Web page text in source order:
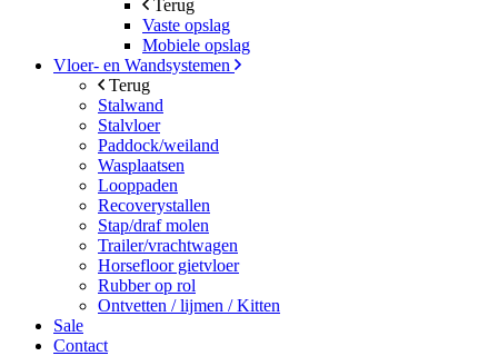
Terug
Vaste opslag
Mobiele opslag
Vloer- en Wandsystemen
Terug
Stalwand
Stalvloer
Paddock/weiland
Wasplaatsen
Looppaden
Recoverystallen
Stap/draf molen
Trailer/vrachtwagen
Horsefloor gietvloer
Rubber op rol
Ontvetten / lijmen / Kitten
Sale
Contact